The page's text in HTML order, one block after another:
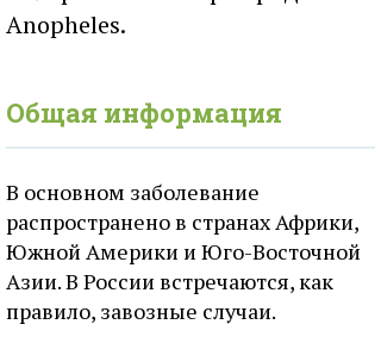
Anopheles.
Общая информация
В основном заболевание
распространено в странах Африки,
Южной Америки и Юго-Восточной
Азии. В России встречаются, как
правило, завозные случаи.